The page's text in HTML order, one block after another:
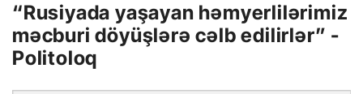
“Rusiyada yaşayan həmyerlilərimiz
məcburi döyüşlərə cəlb edilirlər” -
Politoloq